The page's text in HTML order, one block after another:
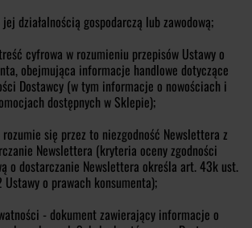
działalnością gospodarczą lub zawodową;
cyfrowa w rozumieniu przepisów Ustawy o
obejmująca informacje handlowe dotyczące
Dostawcy (w tym informacje o nowościach i
dostępnych w Sklepie);
się przez to niezgodność Newslettera z
Newslettera (kryteria oceny zgodności
o dostarczanie Newslettera określa art. 43k ust.
Ustawy o prawach konsumenta);
- dokument zawierający informacje o